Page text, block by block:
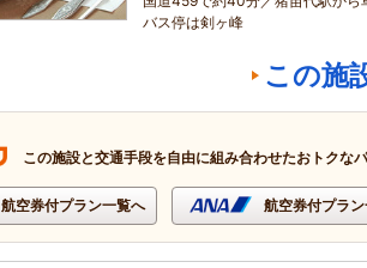
バス停は剣ヶ峰
この施
この施設と交通手段を自由に組み合わせたおトクな
航空券付プラン一覧へ 航空券付プラ